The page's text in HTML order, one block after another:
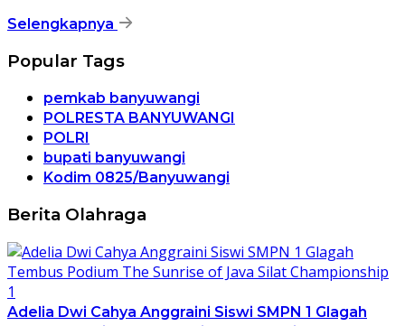
Selengkapnya
Popular Tags
pemkab banyuwangi
POLRESTA BANYUWANGI
POLRI
bupati banyuwangi
Kodim 0825/Banyuwangi
Berita Olahraga
Adelia Dwi Cahya Anggraini Siswi SMPN 1 Glagah